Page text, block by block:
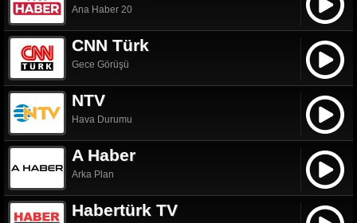
Ana Haber 20
CNN Türk
Gece Görüşü
NTV
Hava Durumu
A Haber
Arka Plan
Habertürk TV